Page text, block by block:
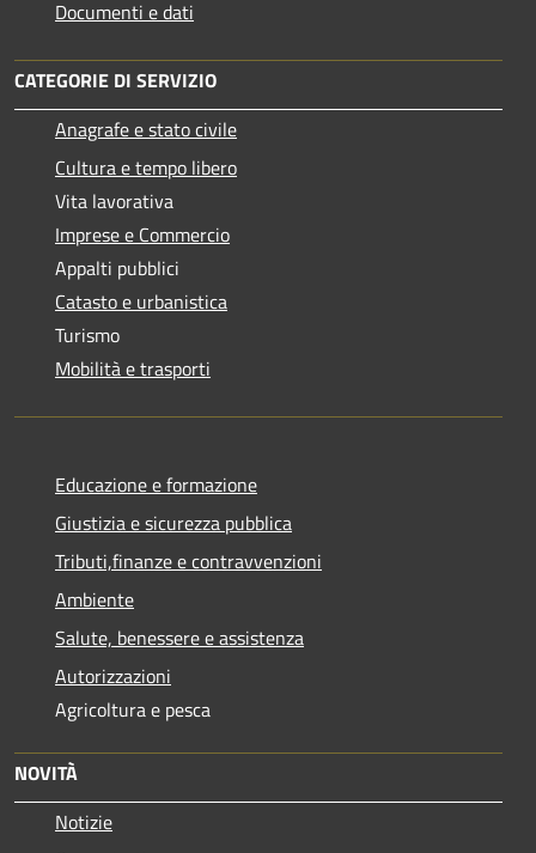
Documenti e dati
CATEGORIE DI SERVIZIO
Anagrafe e stato civile
Cultura e tempo libero
Vita lavorativa
Imprese e Commercio
Appalti pubblici
Catasto e urbanistica
Turismo
Mobilità e trasporti
Educazione e formazione
Giustizia e sicurezza pubblica
Tributi,finanze e contravvenzioni
Ambiente
Salute, benessere e assistenza
Autorizzazioni
Agricoltura e pesca
NOVITÀ
Notizie